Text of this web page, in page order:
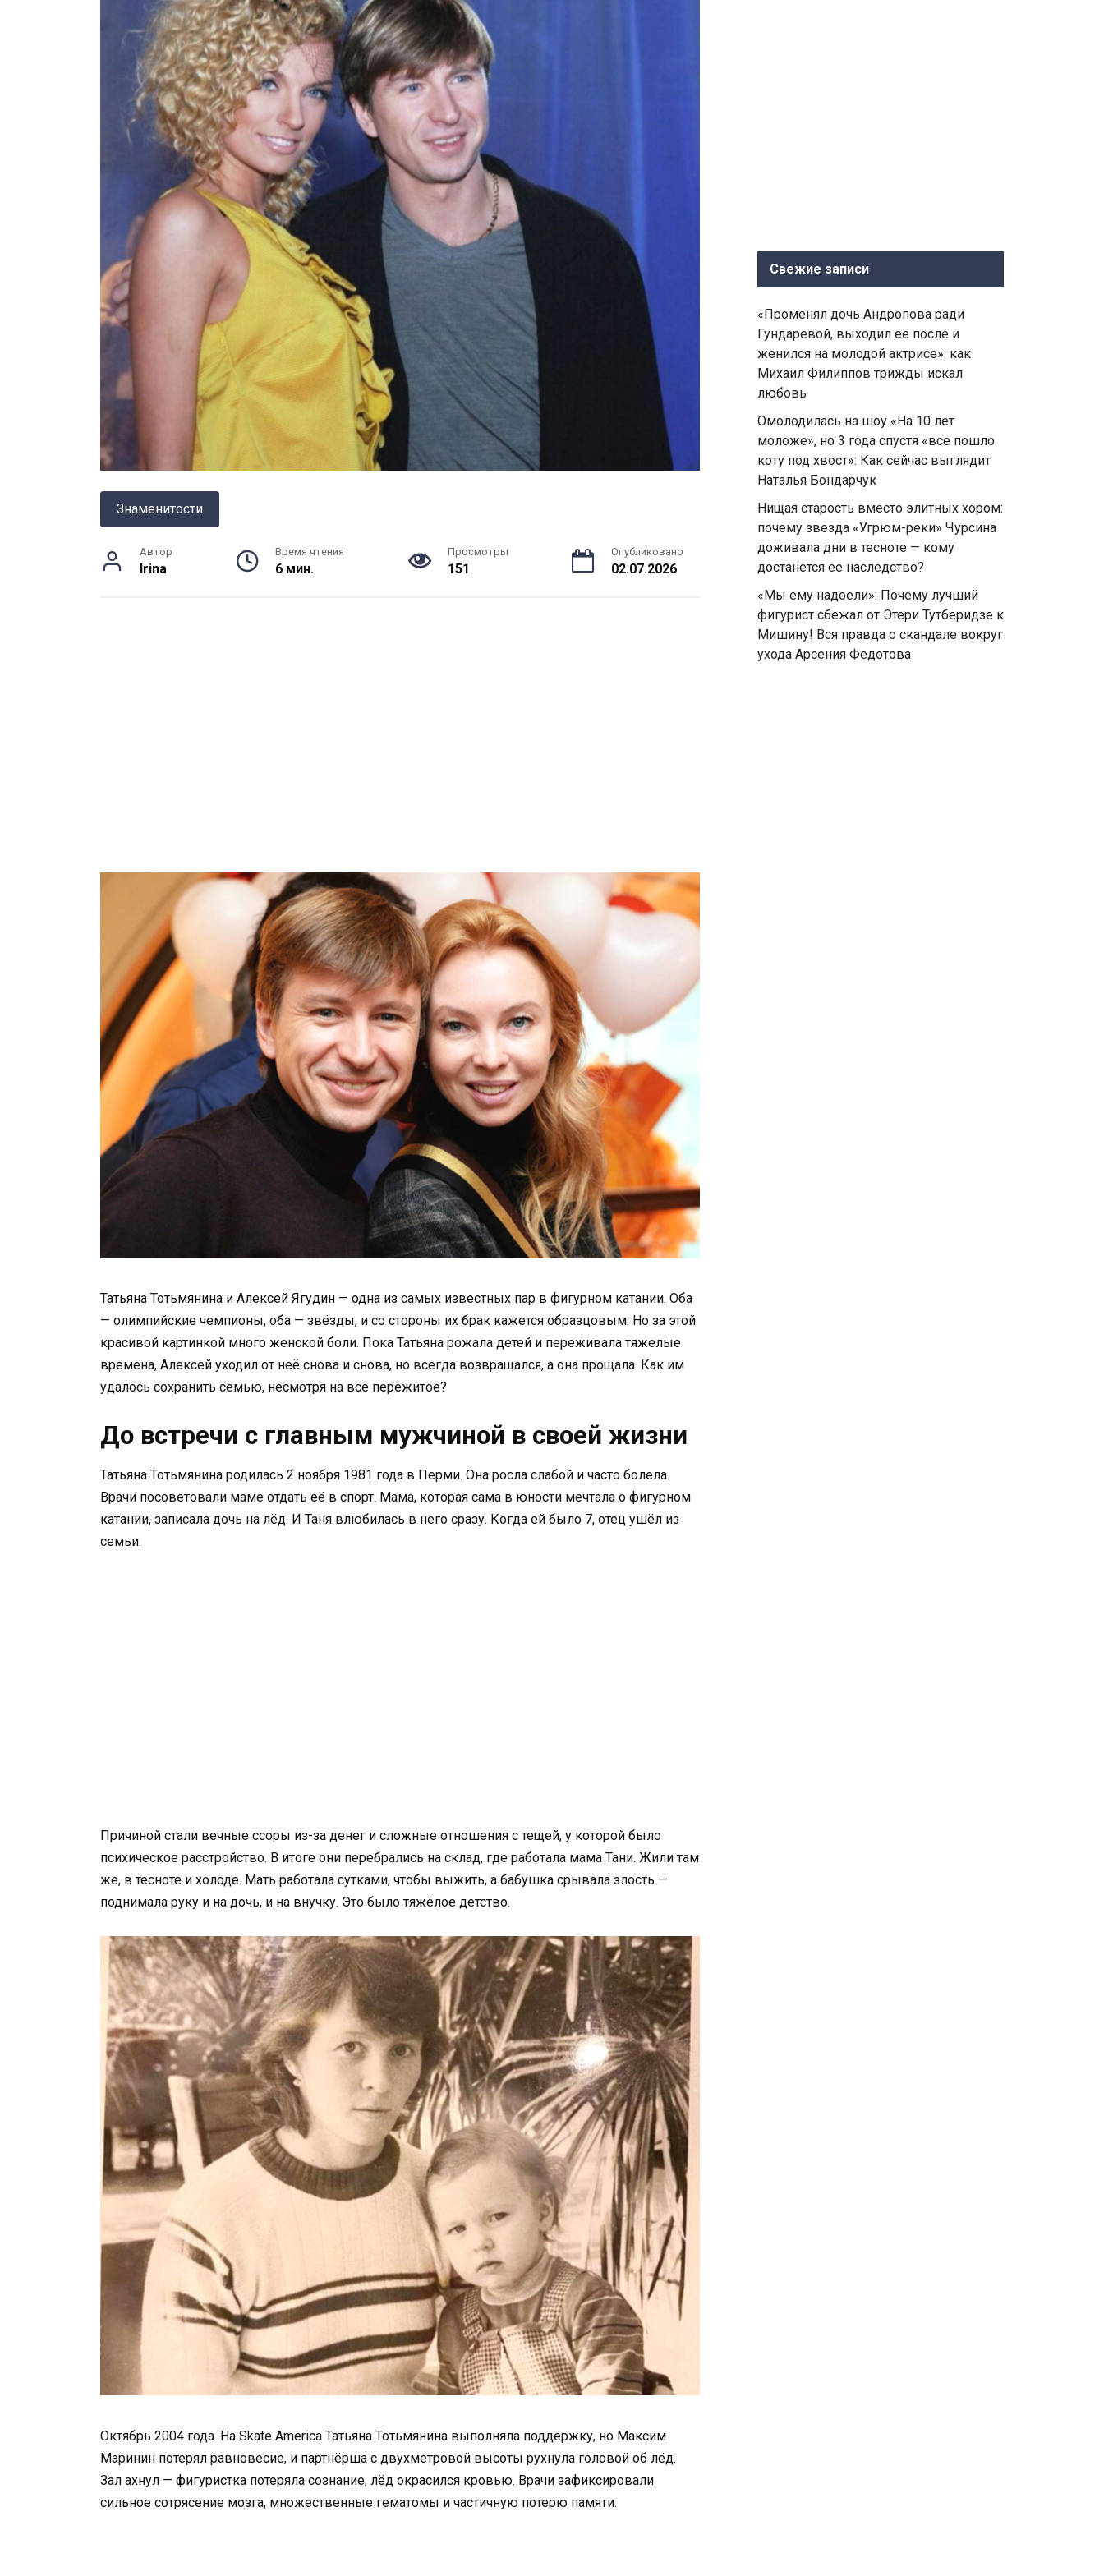
Знаменитости
Автор
Irina
Время чтения
6 мин.
Просмотры
151
Опубликовано
02.07.2026
Татьяна Тотьмянина и Алексей Ягудин — одна из самых известных пар в фигурном катании. Оба
— олимпийские чемпионы, оба — звёзды, и со стороны их брак кажется образцовым. Но за этой
красивой картинкой много женской боли. Пока Татьяна рожала детей и переживала тяжелые
времена, Алексей уходил от неё снова и снова, но всегда возвращался, а она прощала. Как им
удалось сохранить семью, несмотря на всё пережитое?
До встречи с главным мужчиной в своей жизни
Татьяна Тотьмянина родилась 2 ноября 1981 года в Перми. Она росла слабой и часто болела.
Врачи посоветовали маме отдать её в спорт. Мама, которая сама в юности мечтала о фигурном
катании, записала дочь на лёд. И Таня влюбилась в него сразу. Когда ей было 7, отец ушёл из
семьи.
Причиной стали вечные ссоры из-за денег и сложные отношения с тещей, у которой было
психическое расстройство. В итоге они перебрались на склад, где работала мама Тани. Жили там
же, в тесноте и холоде. Мать работала сутками, чтобы выжить, а бабушка срывала злость —
поднимала руку и на дочь, и на внучку. Это было тяжёлое детство.
Октябрь 2004 года. На Skate America Татьяна Тотьмянина выполняла поддержку, но Максим
Маринин потерял равновесие, и партнёрша с двухметровой высоты рухнула головой об лёд.
Зал ахнул — фигуристка потеряла сознание, лёд окрасился кровью. Врачи зафиксировали
сильное сотрясение мозга, множественные гематомы и частичную потерю памяти.
Свежие записи
«Променял дочь Андропова ради
Гундаревой, выходил её после и
женился на молодой актрисе»: как
Михаил Филиппов трижды искал
любовь
Омолодилась на шоу «На 10 лет
моложе», но 3 года спустя «все пошло
коту под хвост»: Как сейчас выглядит
Наталья Бондарчук
Нищая старость вместо элитных хором:
почему звезда «Угрюм-реки» Чурсина
доживала дни в тесноте — кому
достанется ее наследство?
«Мы ему надоели»: Почему лучший
фигурист сбежал от Этери Тутберидзе к
Мишину! Вся правда о скандале вокруг
ухода Арсения Федотова